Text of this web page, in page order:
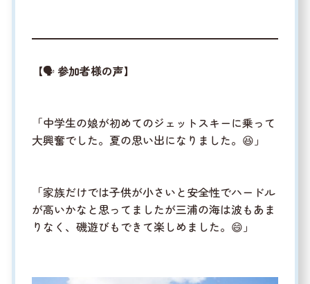
【🗣️参加者様の声】
「中学生の娘が初めてのジェットスキーに乗って
大興奮でした。夏の思い出になりました。 😆 」
「家族だけでは子供が小さいと安全性でハードル
が高いかなと思ってましたが三浦の海は波もあま
りなく、磯遊びもできて楽しめました。 😄 」